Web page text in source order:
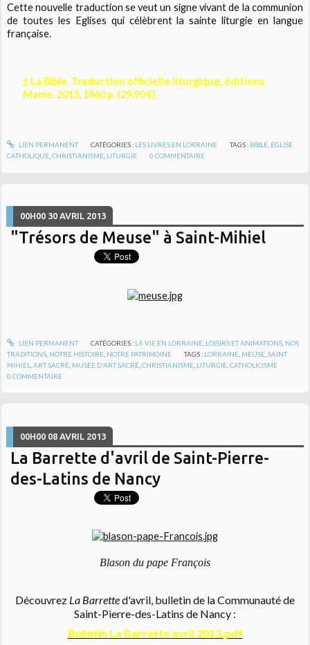
Cette nouvelle traduction se veut un signe vivant de la communion
de toutes les Eglises qui célèbrent la sainte liturgie en langue
française.
‡ La Bible. Traduction officielle liturgique, éditions
Mame, 2013, 1860 p. (29,90 €).
LIEN PERMANENT CATÉGORIES : LES LIVRES EN LORRAINE TAGS : BIBLE ÉGLISE
CATHOLIQUE ,CHRISTIANISME LITURGIE 0 COMMENTAIRE
00H00 30 AVRIL 2013
"Trésors de Meuse" à Saint-Mihiel
LIEN PERMANENT CATÉGORIES : LA VIE EN LORRAINE, LOISIRS ET ANIMATIONS, NOS
TRADITIONS NOTRE HISTOIRE NOTRE PATRIMOINE TAGS : LORRAINE MEUSE ,SAINT
MIHIEL ,ART SACRÉ MUSÉE D'ART SACRÉ ,CHRISTIANISME LITURGIE ,CATHOLICISME
0 COMMENTAIRE
00H00 08 AVRIL 2013
La Barrette d'avril de Saint-Pierre-
des-Latins de Nancy
Blason du pape François
Découvrez La Barretted'avril, bulletin de la Communauté de
Saint-Pierre-des-Latins de Nancy :
Bulletin La Barrette avril 2013.pdf